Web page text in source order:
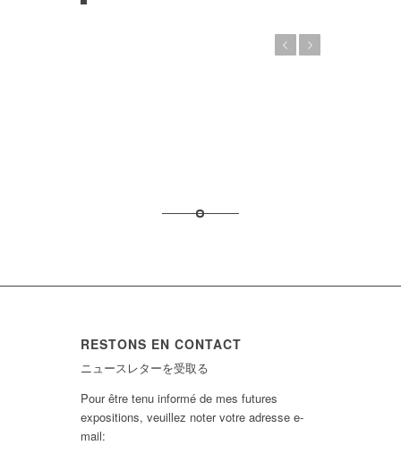
RESTONS EN CONTACT
ニュースレターを受取る
Pour être tenu informé de mes futures
expositions, veuillez noter votre adresse e-
mail: